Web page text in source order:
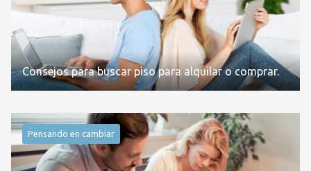
Consejos para buscar piso para alquilar o comprar.
Pensando en cambiar